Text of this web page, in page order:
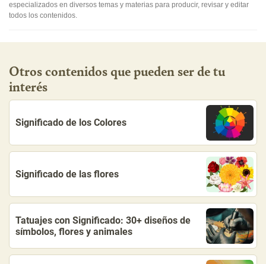
especializados en diversos temas y materias para producir, revisar y editar
todos los contenidos.
Otros contenidos que pueden ser de tu
interés
Significado de los Colores
Significado de las flores
Tatuajes con Significado: 30+ diseños de
símbolos, flores y animales